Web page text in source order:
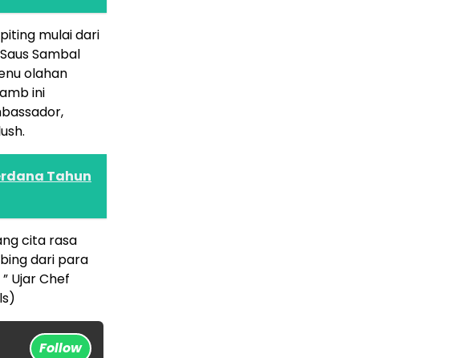
mulai dari
Sambal
olahan
ini
Tahun
cita rasa
dari para
Ujar Chef
Follow